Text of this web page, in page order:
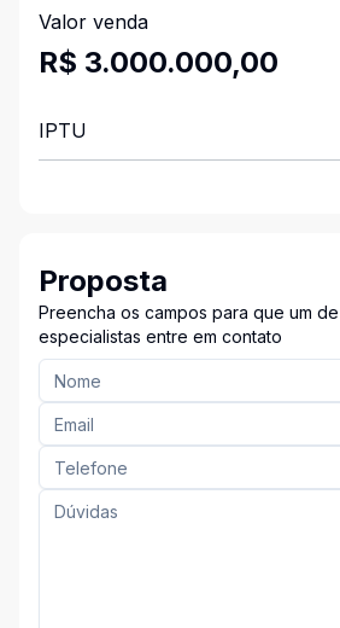
Valor venda
R$ 3.000.000,00
IPTU
Proposta
Preencha os campos para que um
especialistas entre em contato